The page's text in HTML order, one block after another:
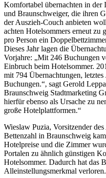
Komfortabel übernachten in der
und Braunschweiger, die ihren
der Auszieh-Couch anbieten
achten Hotelsommers erneut
pro Person ein
Dieses Jahr lagen die
Vorjahre: „Mit 246 Buchungen
Einbruch beim Hotelsommer.
mit 794 Übernachtungen,
Buchungen.“, sagt Gerold
Braunschweig Stadtmarketing
hierfür ebenso als Ursache zu
große Hotelplattformen.“
Wieslaw Puzia, Vorsitzender
Bettenzahl in Braunschweig
Hotelpreise und die Zimmer
Portalen zu ähnlich günstigen
Hotelsommer. Dadurch hat das
Alleinstellungsmerkmal